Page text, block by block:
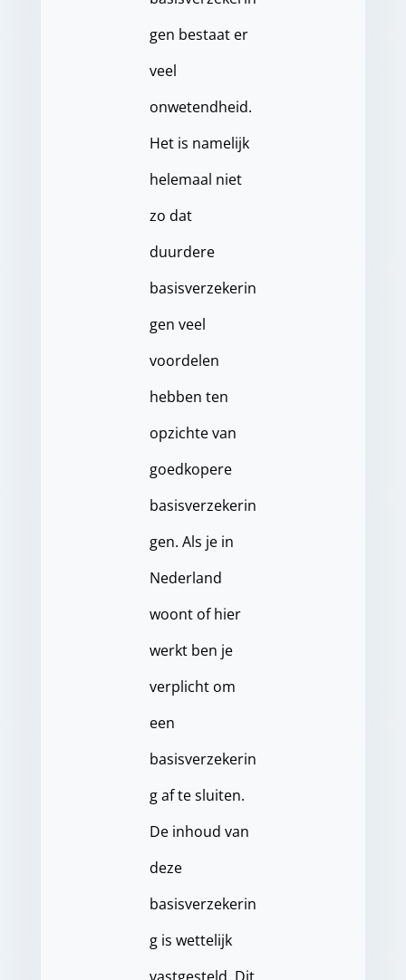
gen bestaat er
veel
onwetendheid.
Het is namelijk
helemaal niet
zo dat
duurdere
basisverzekerin
gen veel
voordelen
hebben ten
opzichte van
goedkopere
basisverzekerin
gen. Als je in
Nederland
woont of hier
werkt ben je
verplicht om
een
basisverzekerin
g af te sluiten.
De inhoud van
deze
basisverzekerin
g is wettelijk